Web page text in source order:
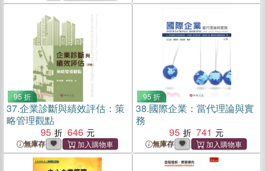
95 折
37.企業診斷與績效評估：策
略管理觀點
95
646
無庫存
95 折
38.國際企業：當代理論與實
務
95
741
無庫存